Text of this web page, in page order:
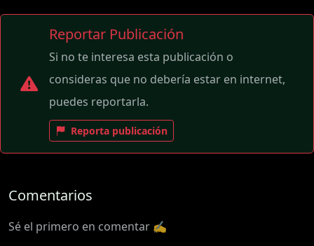
Reportar Publicación
Si no te interesa esta publicación o
consideras que no debería estar en internet,
puedes reportarla.
Reporta publicación
Comentarios
Sé el primero en comentar ✍️